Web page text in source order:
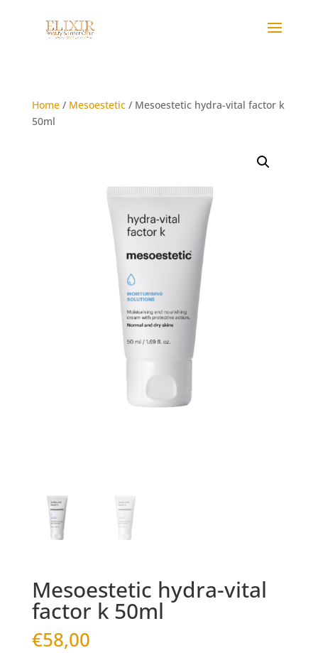
Home/ Mesoestetic/ Mesoestetic hydra-vital factor k
50ml
Mesoestetic hydra-vital
factor k 50ml
€58,00